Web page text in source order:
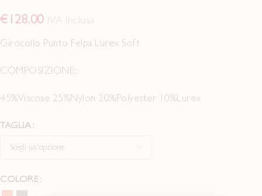
€ 128.00 IVA Inclusa
Girocollo Punto Felpa Lurex Soft
COMPOSIZIONE:
45%Viscose 25%Nylon 20%Polyester 10%Lurex
TAGLIA
COLORE